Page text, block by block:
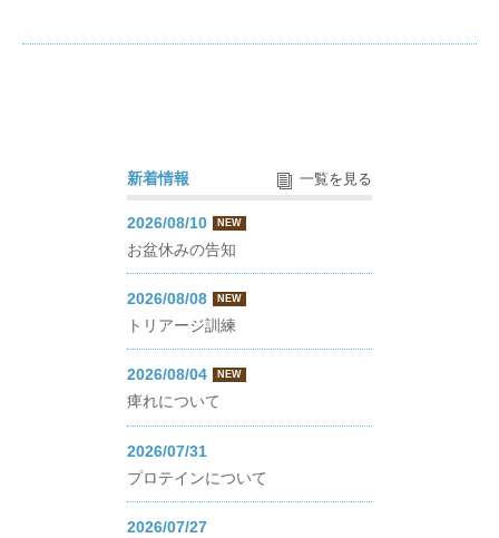
新着情報 一覧を見る
2026/08/10 NEW
お盆休みの告知
2026/08/08 NEW
トリアージ訓練
2026/08/04 NEW
痺れについて
2026/07/31
プロテインについて
2026/07/27